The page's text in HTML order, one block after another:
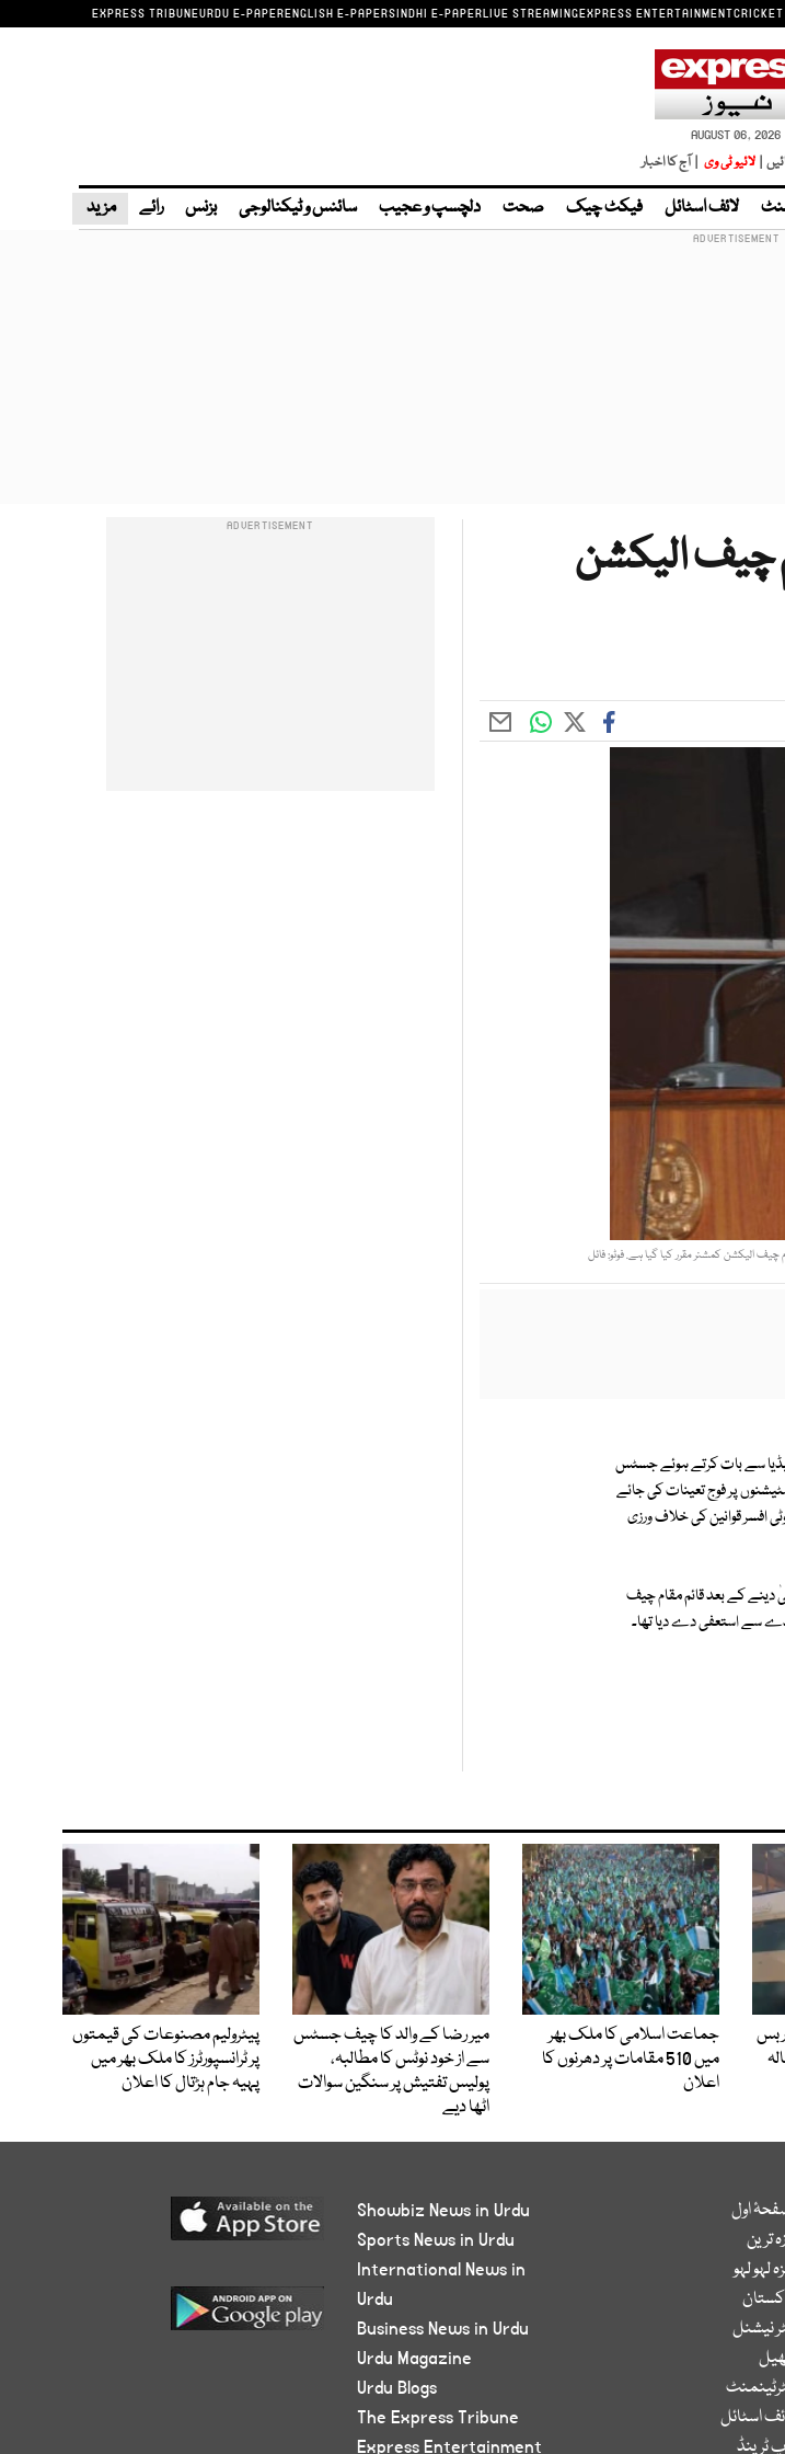
EXPRESS TRIBUNEURDU E-PAPERENGLISH E-PAPERSINDHI E-PAPERLIVE STREAMINGEXPRESS ENTERTAINMENT
AUGUST 06, 2026
| لائیو ٹی وی | آج کا اخبار
لائف اسٹائل فیکٹ چیک صحت دلچسپ و عجیب سائنس و ٹیکنالوجی بزنس رائے مزید
چیف الیکشن
الیکشن کمشنر مقرر کیا گیا ہے. فوٹو: فائل
سے بات کرتے ہوئے جسٹس
پر فوج تعینات کی جائے
افسر قوانین کی خلاف ورزی
کے بعد قائم مقام چیف
بس
ٹکر، 17 سالہ
جماعت اسلامی کا ملک بھر
میں 510 مقامات پر دھرنوں کا
اعلان
میر رضا کے والد کا چیف جسٹس
سے از خود نوٹس کا مطالبہ،
پولیس تفتیش پر سنگین سوالات
اٹھا دیے
پیٹرولیم مصنوعات کی قیمتوں
پر ٹرانسپورٹرز کا ملک بھر میں
پہیہ جام ہڑتال کا اعلان
اول
ترین
لہو لہو
نیشنل
اسٹائل
ٹرینڈ
Showbiz News in Urdu
Sports News in Urdu
International News in
Urdu
Business News in Urdu
Urdu Magazine
Urdu Blogs
The Express Tribune
Express Entertainment